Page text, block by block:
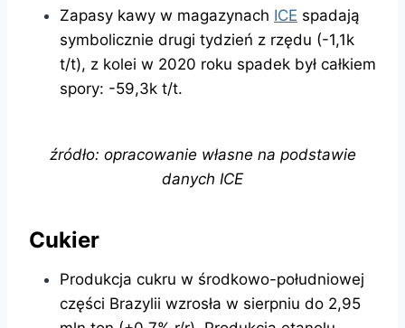
Zapasy kawy w magazynach ICE spadają
symbolicznie drugi tydzień z rzędu (-1,1k
t/t), z kolei w 2020 roku spadek był całkiem
spory: -59,3k t/t.
źródło: opracowanie własne na podstawie
danych ICE
Cukier
Produkcja cukru w środkowo-południowej
części Brazylii wzrosła w sierpniu do 2,95